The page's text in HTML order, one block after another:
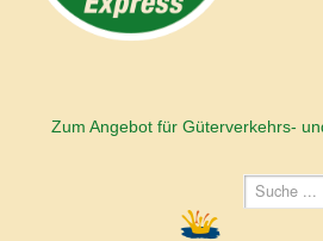
Zum Angebot für Güterverkehrs-